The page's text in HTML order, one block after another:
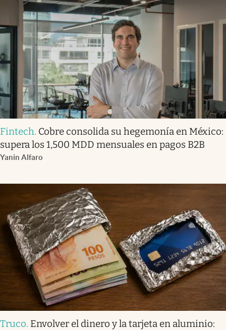
Fintech. Cobre consolida su hegemonía en México:
supera los 1,500 MDD mensuales en pagos B2B
Yanin Alfaro
Truco. Envolver el dinero y la tarjeta en aluminio: